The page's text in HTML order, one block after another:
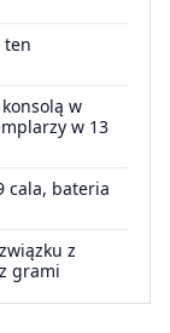
ten
w
w 13
cala, bateria
z
grami